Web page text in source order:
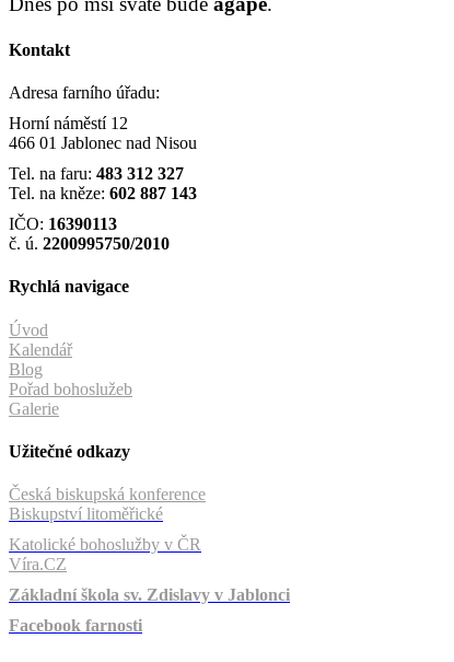
Kontakt
Adresa farního úřadu:
Horní náměstí 12
466 01 Jablonec nad Nisou
Tel. na faru: 483 312 327
Tel. na kněze: 602 887 143
IČO: 16390113
č. ú. 2200995750/2010
Rychlá navigace
Úvod
Kalendář
Blog
Pořad bohoslužeb
Galerie
Užitečné odkazy
Česká biskupská konference
Biskupství litoměřické
Katolické bohoslužby v ČR
Víra.CZ
Základní škola sv. Zdislavy v Jablonci
Facebook farnosti